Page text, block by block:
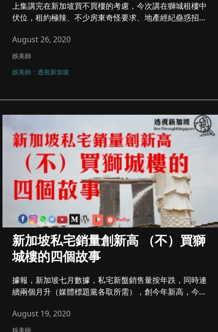
上集講完在新加坡買不買樓的考慮，今次講在獅城租樓中
伏位，租約極辣、不少房東奇怪要求、地產經紀蠱惑招，
August 26, 2020
娛美師
娛美師：透視新加坡
新加坡私宅銷量創新高 （不）買獅
城樓的四個故事
據報，新加坡七月數據，私宅新盤銷售量按年跌，同時連
續兩個月升（媒體標題黨各取所需），創今年新高，今次
August 19, 2020
娛美師